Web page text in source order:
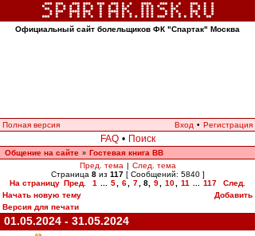
Официальный сайт болельщиков ФК "Спартак" Москва
Полная версия Вход • Регистрация
FAQ • Поиск
Общение на сайте » Гостевая книга ВВ
Пред. тема | След. тема
Страница 8из 117[ Сообщений: 5840 ]
На страницу Пред. 1 5 6 7 8 9 10 11 117
След.
Начать новую тему
Добавить
Версия для печати
01.05.2024 - 31.05.2024